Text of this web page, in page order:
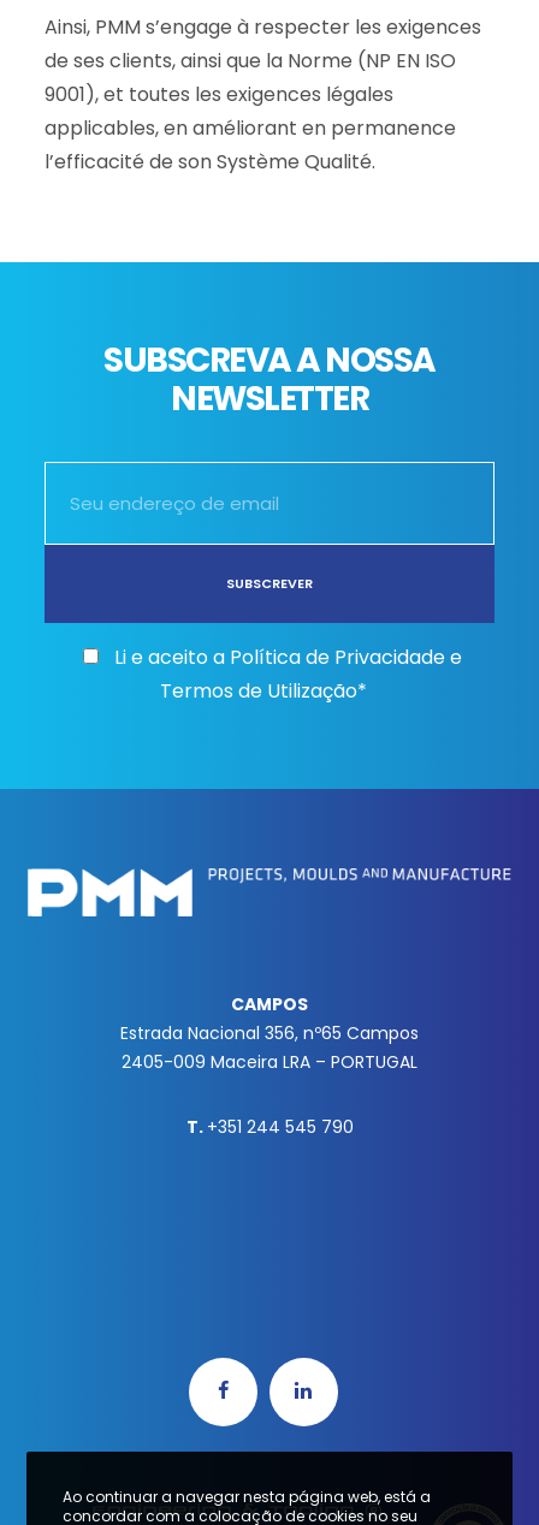
Ainsi, PMM s’engage à respecter les exigences
de ses clients, ainsi que la Norme (NP EN ISO
9001), et toutes les exigences légales
applicables, en améliorant en permanence
l’efficacité de son Système Qualité.
SUBSCREVA A NOSSA
NEWSLETTER
Li e aceito a Política de Privacidade e
Termos de Utilização*
CAMPOS
Estrada Nacional 356, nº65 Campos
2405-009 Maceira LRA – PORTUGAL
T. +351 244 545 790
Ao continuar a navegar nesta página web, está a
concordar com a colocação de cookies no seu